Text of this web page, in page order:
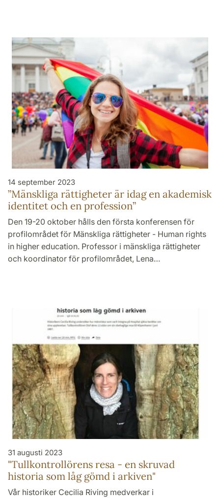
14 september 2023
”Mänskliga rättigheter är idag en akademisk
identitet och en profession”
Den 19-20 oktober hålls den första konferensen för
profilområdet för Mänskliga rättigheter - Human rights
in higher education. Professor i mänskliga rättigheter
och koordinator för profilområdet, Lena…
31 augusti 2023
"Tullkontrollörens resa - en skruvad
historia som låg gömd i arkiven"
Vår historiker Cecilia Riving medverkar i